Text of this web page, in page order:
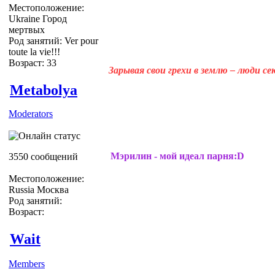
Местоположение:
Ukraine Город
мертвых
Род занятий: Ver pour
toute la vie!!!
Возраст: 33
Зарывая свои грехи в землю – люди
Metabolya
Moderators
3550 сообщений
Местоположение:
Russia Москва
Род занятий:
Возраст:
Мэрилин - мой идеал парня:D
Wait
Members